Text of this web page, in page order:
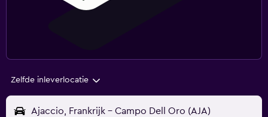
Zelfde inleverlocatie
Ajaccio, Frankrijk - Campo Dell Oro (AJA)